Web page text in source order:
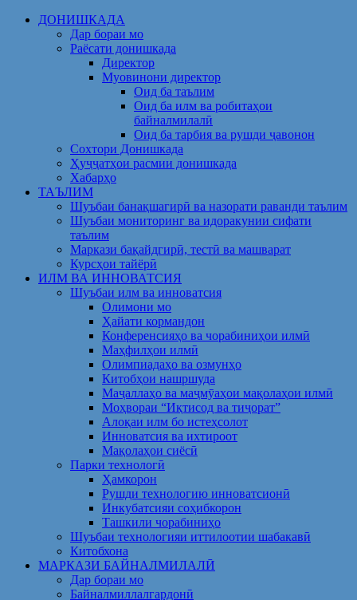
Skip
ДОНИШКАДА
Дар бораи мо
Раёсати донишкада
Директор
Муовинони директор
Оид ба таълим
Оид ба илм ва робитаҳои
байналмилалӣ
Оид ба тарбия ва рушди ҷавонон
Сохтори Донишкада
Ҳуҷҷатҳои расмии донишкада
Хабарҳо
ТАЪЛИМ
Шуъбаи банақшагирӣ ва назорати раванди таълим
Шуъбаи мониторинг ва идоракунии сифати
таълим
Маркази бақайдгирӣ, тестӣ ва машварат
Курсҳои тайёрӣ
ИЛМ ВА ИННОВАТСИЯ
Шуъбаи илм ва инноватсия
Олимони мо
Ҳайати кормандон
Конференсияҳо ва чорабиниҳои илмӣ
Маҳфилҳои илмӣ
Олимпиадаҳо ва озмунҳо
Китобҳои нашршуда
Маҷаллаҳо ва маҷмӯаҳои мақолаҳои илмӣ
Моҳвораи “Иқтисод ва тиҷорат”
Алоқаи илм бо истеҳсолот
Инноватсия ва ихтироот
Мақолаҳои сиёсӣ
Парки технологӣ
Ҳамкорон
Рушди технологию инноватсионӣ
Инкубатсияи соҳибкорон
Ташкили чорабиниҳо
Шуъбаи технологияи иттилоотии шабакавӣ
Китобхона
МАРКАЗИ БАЙНАЛМИЛАЛӢ
Дар бораи мо
Байналмиллалгардонӣ